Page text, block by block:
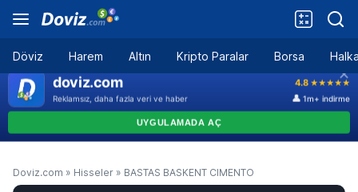
Döviz Harem Altın Kripto Paralar Borsa
Doviz.com » Hisseler » BASTAS BASKENT CIMENTO